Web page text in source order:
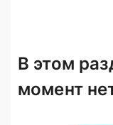
В этом
момент